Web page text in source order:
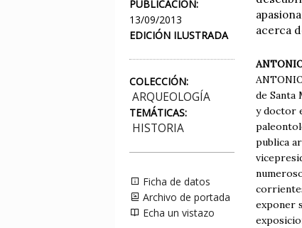
PUBLICACIÓN:
13/09/2013
EDICIÓN ILUSTRADA
COLECCIÓN:
ARQUEOLOGÍA
TEMÁTICAS:
HISTORIA
Ficha de datos
Archivo de portada
Echa un vistazo
acerca
de Santa
y doctor
publica
exponer